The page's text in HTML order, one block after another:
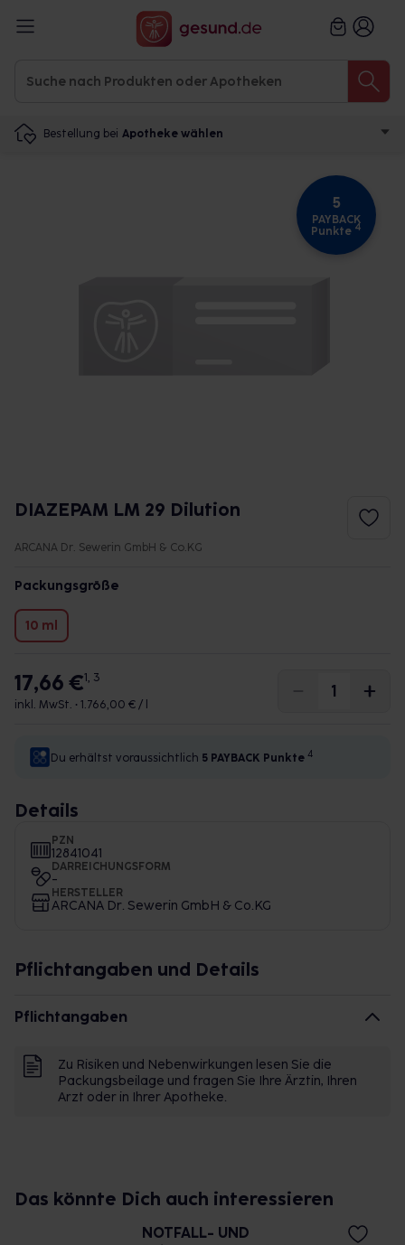
Bestellung bei Apotheke wählen
5
PAYBACK
Punkte 4
DIAZEPAM LM 29 Dilution
ARCANA Dr. Sewerin GmbH & Co.KG
Packungsgröße
10 ml
17,66 €1, 3
inkl. MwSt. • 1.766,00 € / l
Du erhältst voraussichtlich 5 PAYBACK Punkte 4
Details
PZN
12841041
DARREICHUNGSFORM
-
HERSTELLER
ARCANA Dr. Sewerin GmbH & Co.KG
Pflichtangaben und Details
Pflichtangaben
Zu Risiken und Nebenwirkungen lesen Sie die
Packungsbeilage und fragen Sie Ihre Ärztin, Ihren
Arzt oder in Ihrer Apotheke.
Das könnte Dich auch interessieren
NOTFALL- UND